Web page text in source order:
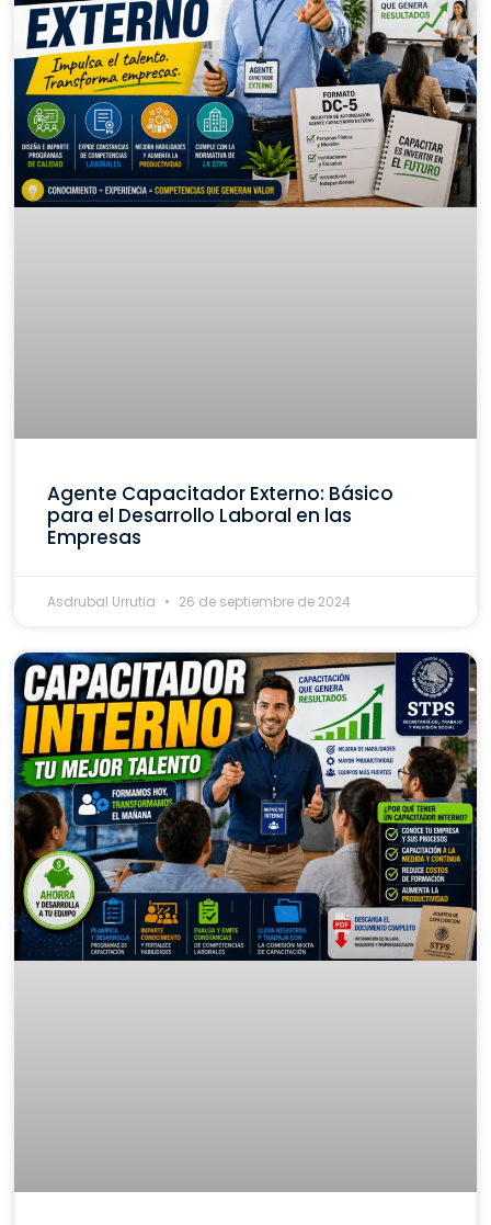
Agente Capacitador Externo: Básico
para el Desarrollo Laboral en las
Empresas
Asdrubal Urrutia 26 de septiembre de 2024